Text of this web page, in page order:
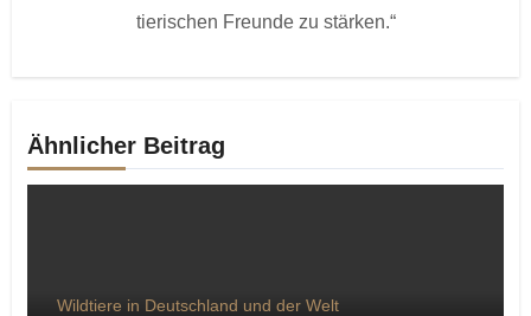
tierischen Freunde zu stärken.“
Ähnlicher Beitrag
Wildtiere in Deutschland und der Welt